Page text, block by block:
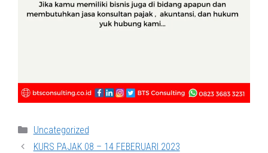
Categories
Uncategorized
KURS PAJAK 08 – 14 FEBERUARI 2023